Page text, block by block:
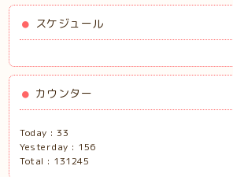
スケジュール
カウンター
Today :33
Yesterday : 156
Total : 131245